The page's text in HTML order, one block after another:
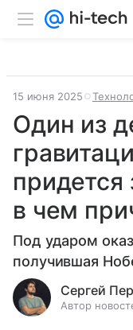
15 июня 2025
Один из
придется
в чем
Под ударом
получившая
Сергей
Автор